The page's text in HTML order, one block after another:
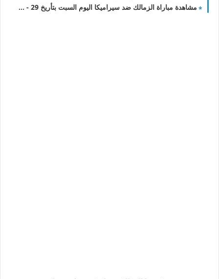
مشاهدة مباراة الزمالك ضد سيراميكا اليوم السبت بتأريخ 29 - 6 - 2024 الدوري المصري